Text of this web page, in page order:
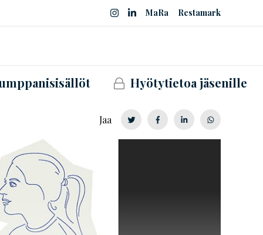
MaRa Restamark
Hyötytietoa jäsenille
Jaa